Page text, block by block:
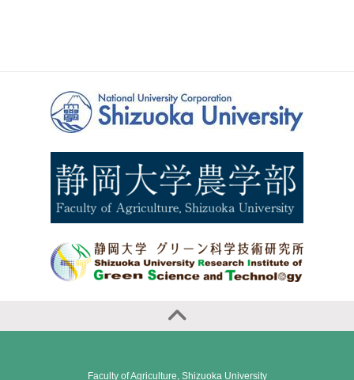
Faculty of Agriculture, Shizuoka University